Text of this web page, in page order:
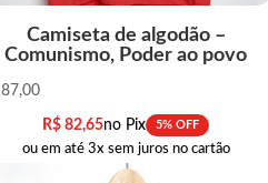
Camiseta de algodão –
Comunismo, Poder ao povo
87,00
R$ 82,65no Pix 5% OFF
ou em até 3x sem juros no cartão